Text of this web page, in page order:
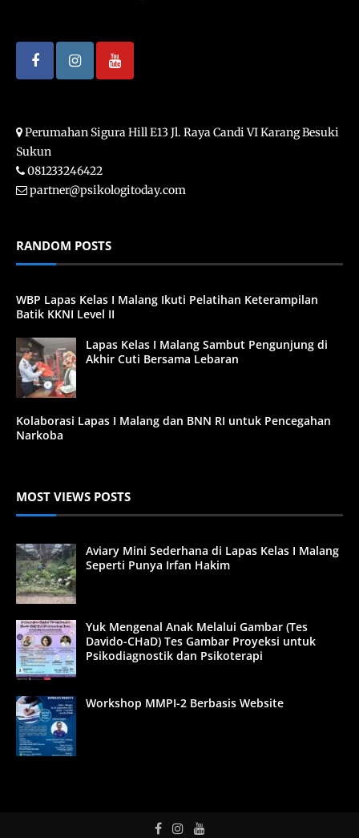
Perumahan Sigura Hill E13 Jl. Raya Candi VI Karang Besuki
Sukun
081233246422
partner@psikologitoday.com
RANDOM POSTS
WBP Lapas Kelas I Malang Ikuti Pelatihan Keterampilan
Batik KKNI Level II
Lapas Kelas I Malang Sambut Pengunjung di
Akhir Cuti Bersama Lebaran
Kolaborasi Lapas I Malang dan BNN RI untuk Pencegahan
Narkoba
MOST VIEWS POSTS
Aviary Mini Sederhana di Lapas Kelas I Malang
Seperti Punya Irfan Hakim
Yuk Mengenal Anak Melalui Gambar (Tes
Davido-CHaD) Tes Gambar Proyeksi untuk
Psikodiagnostik dan Psikoterapi
Workshop MMPI-2 Berbasis Website